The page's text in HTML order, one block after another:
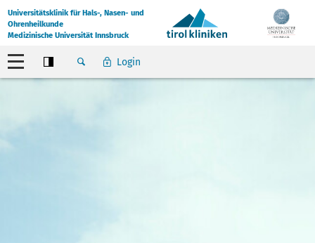
Universitätsklinik für Hals-, Nasen- und
Ohrenheilkunde
Medizinische Universität Innsbruck
Login